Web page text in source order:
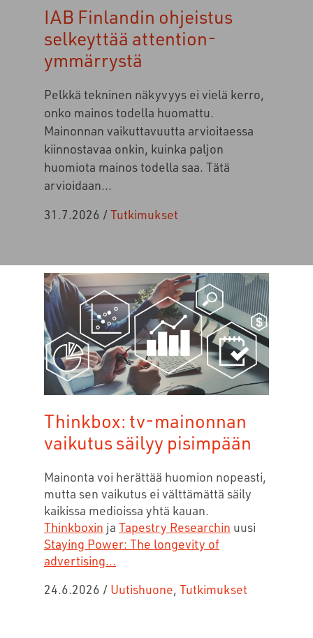
IAB Finlandin ohjeistus
selkeyttää attention-
ymmärrystä
Pelkkä tekninen näkyvyys ei vielä kerro,
onko mainos todella huomattu.
Mainonnan vaikuttavuutta arvioitaessa
kiinnostavaa onkin, kuinka paljon
huomiota mainos todella saa. Tätä
arvioidaan...
31.7.2026 /Tutkimukset
Thinkbox: tv-mainonnan
vaikutus säilyy pisimpään
Mainonta voi herättää huomion nopeasti,
mutta sen vaikutus ei välttämättä säily
kaikissa medioissa yhtä kauan.
Thinkboxin ja Tapestry Researchin uusi
Staying Power: The longevity of
advertising...
24.6.2026 / Uutishuone Tutkimukset